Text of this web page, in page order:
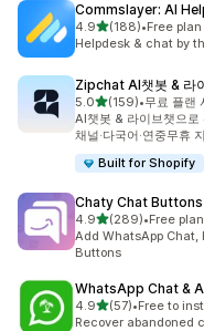
Commslayer: AI
4.9별 5개 중
(188)
총 리뷰 188개
•Free
Helpdesk & chat by
Zipchat AI챗봇 & 라
5.0별 5개 중
(159)
총 리뷰 159개
•무료 플랜
AI챗봇 & 라이브챗으로
채널·다국어·연중무휴
Built for Shopify
Chaty Chat
4.9별 5개 중
(289)
총 리뷰 289개
•Free
Add WhatsApp Chat,
Buttons
WhatsApp Chat &
4.9별 5개 중
(57)
총 리뷰 57개
•Free to
Recover abandoned